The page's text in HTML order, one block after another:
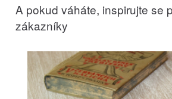
A pokud váháte, inspirujte se
zákazníky